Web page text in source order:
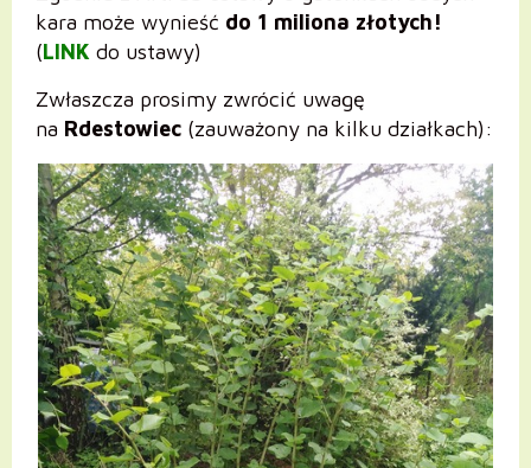
kara może wynieść do 1 miliona złotych!
(LINK do ustawy)
Zwłaszcza prosimy zwrócić uwagę
na Rdestowiec (zauważony na kilku działkach):